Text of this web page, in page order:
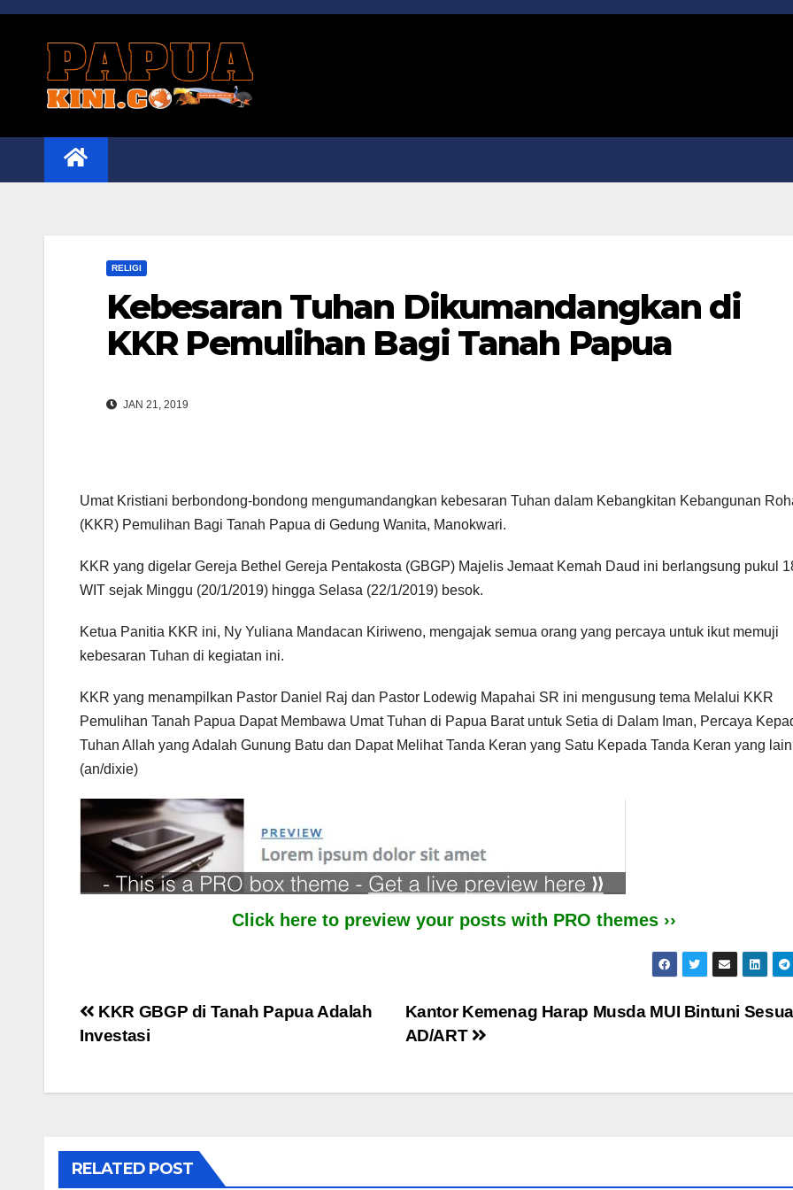
Skip
RELIGI
Kebesaran Tuhan Dikumandangkan di
KKR Pemulihan Bagi Tanah Papua
JAN 21, 2019
Umat Kristiani berbondong-bondong mengumandangkan kebesaran Tuhan dalam Kebangkitan Kebangunan
(KKR) Pemulihan Bagi Tanah Papua di Gedung Wanita, Manokwari.
KKR yang digelar Gereja Bethel Gereja Pentakosta (GBGP) Majelis Jemaat Kemah Daud ini berlangsung pukul
WIT sejak Minggu (20/1/2019) hingga Selasa (22/1/2019) besok.
Ketua Panitia KKR ini, Ny Yuliana Mandacan Kiriweno, mengajak semua orang yang percaya untuk ikut memuji
kebesaran Tuhan di kegiatan ini.
KKR yang menampilkan Pastor Daniel Raj dan Pastor Lodewig Mapahai SR ini mengusung tema Melalui KKR
Pemulihan Tanah Papua Dapat Membawa Umat Tuhan di Papua Barat untuk Setia di Dalam Iman, Percaya
Tuhan Allah yang Adalah Gunung Batu dan Dapat Melihat Tanda Keran yang Satu Kepada Tanda Keran yang
(an/dixie)
Click here to preview your posts with PRO themes ››
Post
Kantor Kemenag Harap Musda MUI Bintuni
AD/ART
KKR GBGP di Tanah Papua Adalah
Investasi
RELATED POST